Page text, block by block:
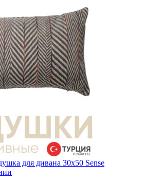
для дивана 30х50 Sense